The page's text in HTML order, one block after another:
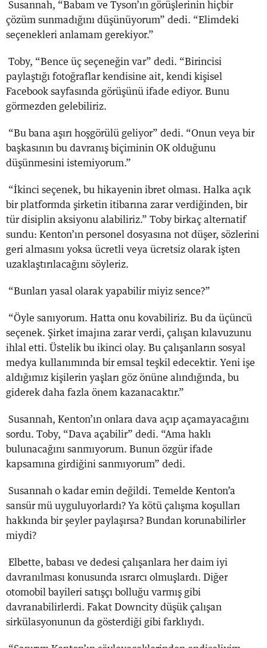
Susannah, “Babam ve Tyson’ın görüşlerinin hiçbir
çözüm sunmadığını düşünüyorum” dedi. “Elimdeki
seçenekleri anlamam gerekiyor.”
Toby, “Bence üç seçeneğin var” dedi. “Birincisi
paylaştığı fotoğraflar kendisine ait, kendi kişisel
Facebook sayfasında görüşünü ifade ediyor. Bunu
görmezden gelebiliriz.
“Bu bana aşırı hoşgörülü geliyor” dedi. “Onun veya bir
başkasının bu davranış biçiminin OK olduğunu
düşünmesini istemiyorum.”
“İkinci seçenek, bu hikayenin ibret olması. Halka açık
bir platformda şirketin itibarına zarar verdiğinden, bir
tür disiplin aksiyonu alabiliriz.” Toby birkaç alternatif
sundu: Kenton’ın personel dosyasına not düşer, sözlerini
geri almasını yoksa ücretli veya ücretsiz olarak işten
uzaklaştırılacağını söyleriz.
“Bunları yasal olarak yapabilir miyiz sence?”
“Öyle sanıyorum. Hatta onu kovabiliriz. Bu da üçüncü
seçenek. Şirket imajına zarar verdi, çalışan kılavuzunu
ihlal etti. Üstelik bu ikinci olay. Bu çalışanların sosyal
medya kullanımında bir emsal teşkil edecektir. Yeni işe
aldığımız kişilerin yaşları göz önüne alındığında, bu
giderek daha fazla önem kazanacaktır.”
Susannah, Kenton’ın onlara dava açıp açamayacağını
sordu. Toby, “Dava açabilir” dedi. “Ama haklı
bulunacağını sanmıyorum. Bunun özgür ifade
kapsamına girdiğini sanmıyorum” dedi.
Susannah o kadar emin değildi. Temelde Kenton’a
sansür mü uyguluyorlardı? Ya kötü çalışma koşulları
hakkında bir şeyler paylaşırsa? Bundan korunabilirler
miydi?
Elbette, babası ve dedesi çalışanlara her daim iyi
davranılması konusunda ısrarcı olmuşlardı. Diğer
otomobil bayileri satışçı bolluğu varmış gibi
davranabilirlerdi. Fakat Downcity düşük çalışan
sirkülasyonunun da gösterdiği gibi farklıydı.